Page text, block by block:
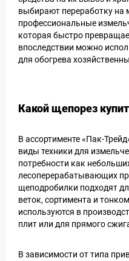
выбирают переработку на
профессиональные
которая быстро
впоследствии можно
для обогрева
Какой щепорез
В ассортименте «Пак-
виды техники для
потребности как
лесоперерабатывающих
щеподробилки подходят
веток, сортимента и
используются в
плит или для прямого
В зависимости от типа